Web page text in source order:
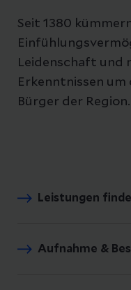
Seit 1380
Leidenschaft und
Erkenntnissen um
Bürger der Region.
Leistungen
Aufnahme &